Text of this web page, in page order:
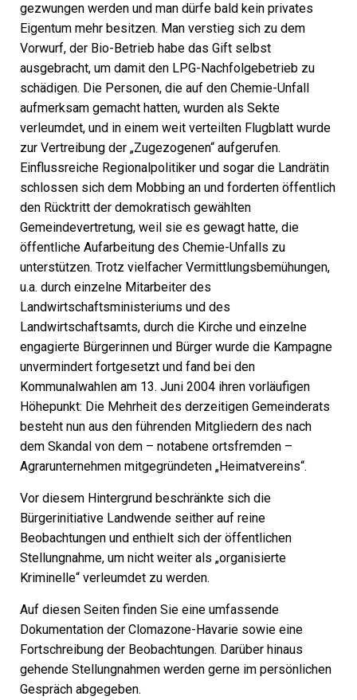
gezwungen werden und man dürfe bald kein privates
Eigentum mehr besitzen. Man verstieg sich zu dem
Vorwurf, der Bio-Betrieb habe das Gift selbst
ausgebracht, um damit den LPG-Nachfolgebetrieb zu
schädigen. Die Personen, die auf den Chemie-Unfall
aufmerksam gemacht hatten, wurden als Sekte
verleumdet, und in einem weit verteilten Flugblatt wurde
zur Vertreibung der „Zugezogenen“ aufgerufen.
Einflussreiche Regionalpolitiker und sogar die Landrätin
schlossen sich dem Mobbing an und forderten öffentlich
den Rücktritt der demokratisch gewählten
Gemeindevertretung, weil sie es gewagt hatte, die
öffentliche Aufarbeitung des Chemie-Unfalls zu
unterstützen. Trotz vielfacher Vermittlungsbemühungen,
u.a. durch einzelne Mitarbeiter des
Landwirtschaftsministeriums und des
Landwirtschaftsamts, durch die Kirche und einzelne
engagierte Bürgerinnen und Bürger wurde die Kampagne
unvermindert fortgesetzt und fand bei den
Kommunalwahlen am 13. Juni 2004 ihren vorläufigen
Höhepunkt: Die Mehrheit des derzeitigen Gemeinderats
besteht nun aus den führenden Mitgliedern des nach
dem Skandal von dem – notabene ortsfremden –
Agrarunternehmen mitgegründeten „Heimatvereins“.
Vor diesem Hintergrund beschränkte sich die
Bürgerinitiative Landwende seither auf reine
Beobachtungen und enthielt sich der öffentlichen
Stellungnahme, um nicht weiter als „organisierte
Kriminelle“ verleumdet zu werden.
Auf diesen Seiten finden Sie eine umfassende
Dokumentation der Clomazone-Havarie sowie eine
Fortschreibung der Beobachtungen. Darüber hinaus
gehende Stellungnahmen werden gerne im persönlichen
Gespräch abgegeben.